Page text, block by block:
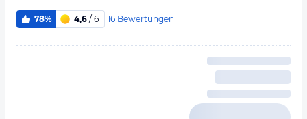
78% 4,6 / 6 16 Bewertungen